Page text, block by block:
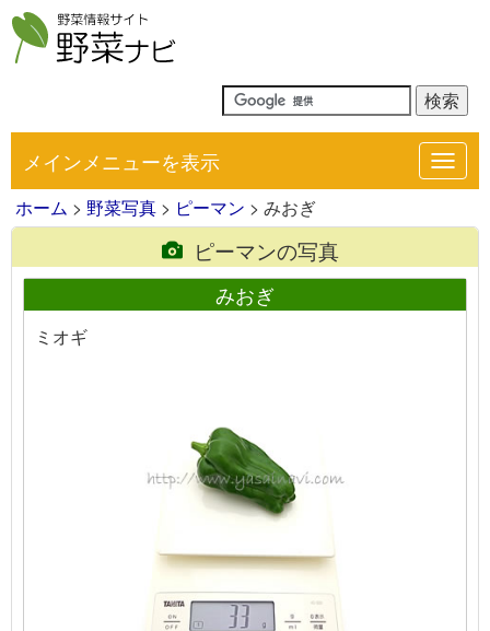
メインメニューを表示
ホーム > 野菜写真 > ピーマン > みおぎ
ピーマンの写真
みおぎ
ミオギ